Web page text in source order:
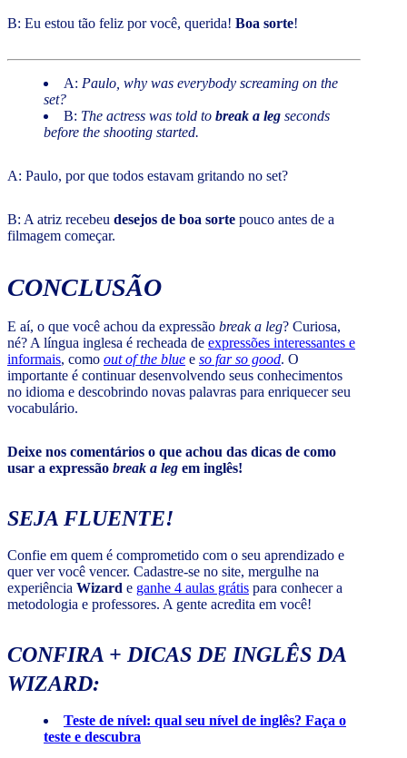
B: Eu estou tão feliz por você, querida! Boa sorte!
A: Paulo, why was everybody screaming on the
set?
B: The actress was told to break a leg seconds
before the shooting started.
A: Paulo, por que todos estavam gritando no set?
B: A atriz recebeu desejos de boa sorte pouco antes de a
filmagem começar.
CONCLUSÃO
E aí, o que você achou da expressão break a leg? Curiosa,
né? A língua inglesa é recheada de expressões interessantes e
informais, como out of the blue e so far so good. O
importante é continuar desenvolvendo seus conhecimentos
no idioma e descobrindo novas palavras para enriquecer seu
vocabulário.
Deixe nos comentários o que achou das dicas de como
usar a expressão break a leg em inglês!
SEJA FLUENTE!
Confie em quem é comprometido com o seu aprendizado e
quer ver você vencer. Cadastre-se no site, mergulhe na
experiência Wizard e ganhe 4 aulas grátis para conhecer a
metodologia e professores. A gente acredita em você!
CONFIRA + DICAS DE INGLÊS DA
WIZARD:
Teste de nível: qual seu nível de inglês? Faça o
teste e descubra